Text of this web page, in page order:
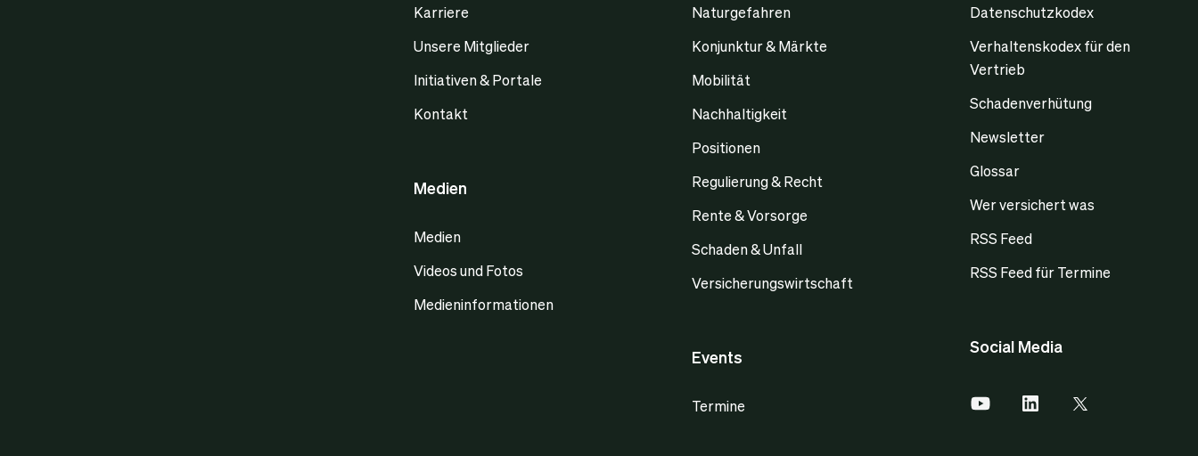
Karriere
Unsere Mitglieder
Initiativen & Portale
Kontakt
Medien
Medien
Videos und Fotos
Medieninformationen
Naturgefahren
Konjunktur & Märkte
Mobilität
Nachhaltigkeit
Positionen
Regulierung & Recht
Rente & Vorsorge
Schaden & Unfall
Versicherungswirtschaft
Events
Termine
Datenschutzkodex
Verhaltenskodex für den
Vertrieb
Schadenverhütung
Newsletter
Glossar
Wer versichert was
RSS Feed
RSS Feed für Termine
Social Media